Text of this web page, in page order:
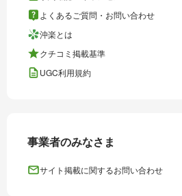
よくあるご質問・お問い合わせ
沖楽とは
クチコミ掲載基準
UGC利用規約
事業者のみなさま
サイト掲載に関するお問い合わせ